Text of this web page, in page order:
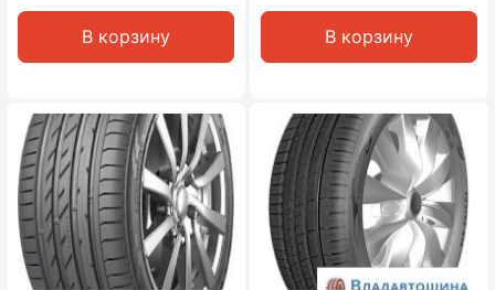
В корзину В корзину